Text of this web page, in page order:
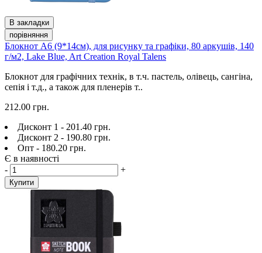
В закладки
порівняння
Блокнот А6 (9*14см), для рисунку та графіки, 80 аркушів, 140
г/м2, Lake Blue, Art Creation Royal Talens
Блокнот для графічних технік, в т.ч. пастель, олівець, сангіна,
сепія і т.д., а також для пленерів т..
212.00 грн.
Дисконт 1 - 201.40 грн.
Дисконт 2 - 190.80 грн.
Опт - 180.20 грн.
Є в наявності
-
+
Купити